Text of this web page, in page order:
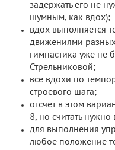
задержать его не
шумным, как вдох);
вдох выполняется
движениями разных
гимнастика уже не
Стрельниковой;
все вдохи по
строевого шага;
отсчёт в этом
8, но считать нужно
для выполнения
любое положение